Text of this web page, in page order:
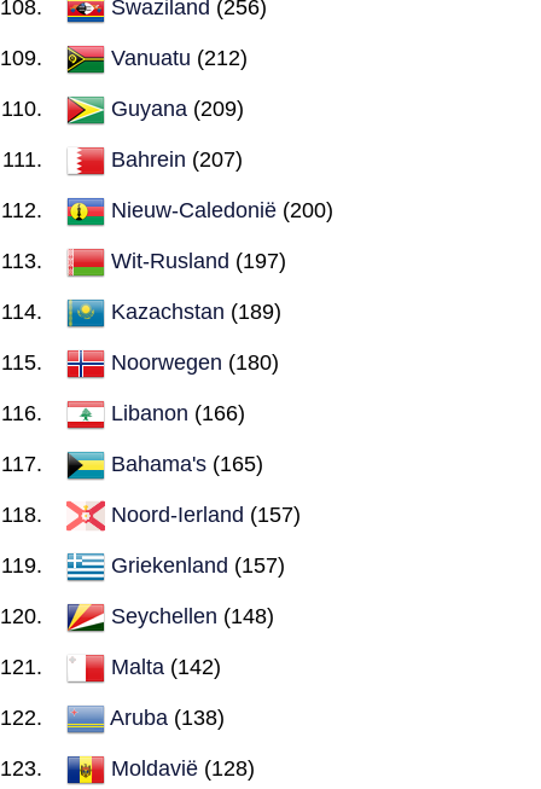
Swaziland (256)
Vanuatu (212)
Guyana (209)
Bahrein (207)
Nieuw-Caledonië (200)
Wit-Rusland (197)
Kazachstan (189)
Noorwegen (180)
Libanon (166)
Bahama's (165)
Noord-Ierland (157)
Griekenland (157)
Seychellen (148)
Malta (142)
Aruba (138)
Moldavië (128)